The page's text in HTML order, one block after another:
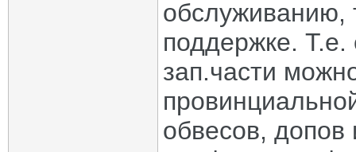
обслуживанию,
поддержке. Т.е.
зап.части
обвесов, допов